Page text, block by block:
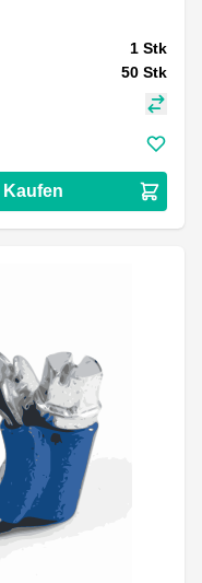
1 Stk
50 Stk
Kaufen